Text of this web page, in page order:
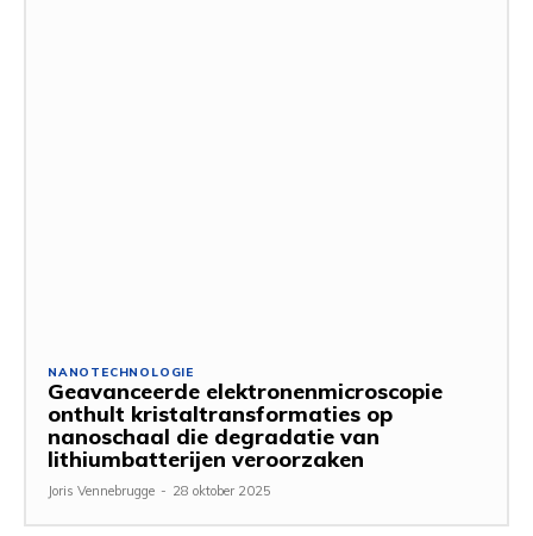
NANOTECHNOLOGIE
Geavanceerde elektronenmicroscopie
onthult kristaltransformaties op
nanoschaal die degradatie van
lithiumbatterijen veroorzaken
Joris Vennebrugge - 28 oktober 2025